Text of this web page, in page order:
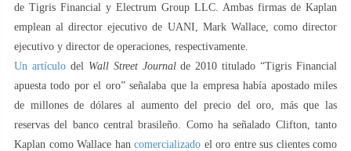
de Tigris Financial y Electrum Group LLC. Ambas firmas de Kaplan
emplean al director ejecutivo de UANI, Mark Wallace, como director
ejecutivo y director de operaciones, respectivamente.
Un artículodel Wall Street Journalde 2010 titulado “Tigris Financial
apuesta todo por el oro” señalaba que la empresa había apostado miles
de millones de dólares al aumento del precio del oro, más que las
reservas del banco central brasileño. Como ha señalado Clifton, tanto
Kaplan como Wallace han comercializado el oro entre sus clientes como